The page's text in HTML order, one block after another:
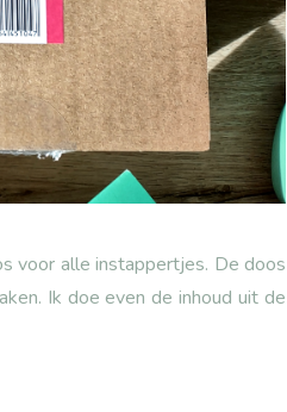
voor alle instappertjes. De doos
Ik doe even de inhoud uit de